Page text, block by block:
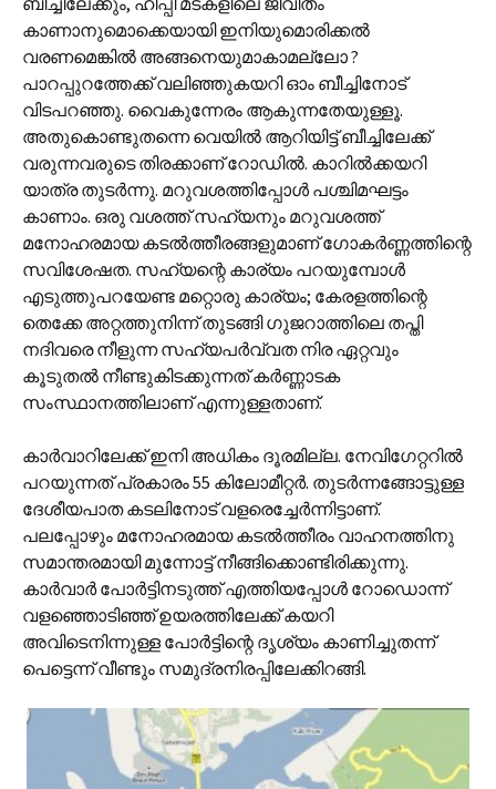
കാണാനുമൊക്കെയായി ഇനിയുമൊരിക്കല്‍
വരണമെങ്കില്‍ അങ്ങനെയുമാകാമല്ലോ ?
പാറപ്പുറത്തേക്ക് വലിഞ്ഞുകയറി ഓം ബീച്ചിനോട്
വിടപറഞ്ഞു. വൈകുന്നേരം ആകുന്നതേയുള്ളൂ.
അതുകൊണ്ടുതന്നെ വെയില്‍ ആറിയിട്ട് ബീച്ചിലേക്ക്
വരുന്നവരുടെ തിരക്കാണ് റോഡില്‍. കാറില്‍ക്കയറി
യാത്ര തുടര്‍ന്നു. മറുവശത്തിപ്പോള്‍ പശ്ചിമഘട്ടം
കാണാം. ഒരു വശത്ത് സഹ്യനും മറുവശത്ത്
മനോഹരമായ കടല്‍ത്തീരങ്ങളുമാണ് ഗോകര്‍ണ്ണത്തിന്റെ
സവിശേഷത. സഹ്യന്റെ കാര്യം പറയുമ്പോള്‍
എടുത്തുപറയേണ്ട മറ്റൊരു കാര്യം; കേരളത്തിന്റെ
തെക്കേ അറ്റത്തുനിന്ന് തുടങ്ങി ഗുജറാത്തിലെ തപ്തി
നദിവരെ നീളുന്ന സഹ്യപര്‍വ്വത നിര ഏറ്റവും
കൂടുതല്‍ നീണ്ടുകിടക്കുന്നത് കര്‍ണ്ണാടക
സംസ്ഥാനത്തിലാണ് എന്നുള്ളതാണ്.
കാര്‍വാറിലേക്ക് ഇനി അധികം ദൂരമില്ല. നേവിഗേറ്ററില്‍
പറയുന്നത് പ്രകാരം 55 കിലോമീറ്റര്‍. തുടര്‍ന്നങ്ങോട്ടുള്ള
ദേശീയപാത കടലിനോട് വളരെച്ചേര്‍ന്നിട്ടാണ്.
പലപ്പോഴും മനോഹരമായ കടല്‍ത്തീരം വാഹനത്തിനു
സമാന്തരമായി മുന്നോട്ട് നീങ്ങിക്കൊണ്ടിരിക്കുന്നു.
കാര്‍വാര്‍ പോര്‍ട്ടിനടുത്ത് എത്തിയപ്പോള്‍ റോഡൊന്ന്
വളഞ്ഞൊടിഞ്ഞ് ഉയരത്തിലേക്ക് കയറി
അവിടെനിന്നുള്ള പോര്‍ട്ടിന്റെ ദൃശ്യം കാണിച്ചുതന്ന്
പെട്ടെന്ന് വീണ്ടും സമുദ്രനിരപ്പിലേക്കിറങ്ങി.